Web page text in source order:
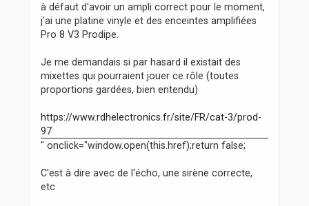
g
e
à défaut d'avoir un ampli correct pour le moment,
j'ai une platine vinyle et des enceintes amplifiées
Pro 8 V3 Prodipe.
Je me demandais si par hasard il existait des
mixettes qui pourraient jouer ce rôle (toutes
proportions gardées, bien entendu)
https://www.rdhelectronics.fr/site/FR/cat-3/prod-
97
" onclick="window.open(this.href);return false;
C'est à dire avec de l'écho, une sirène correcte,
etc